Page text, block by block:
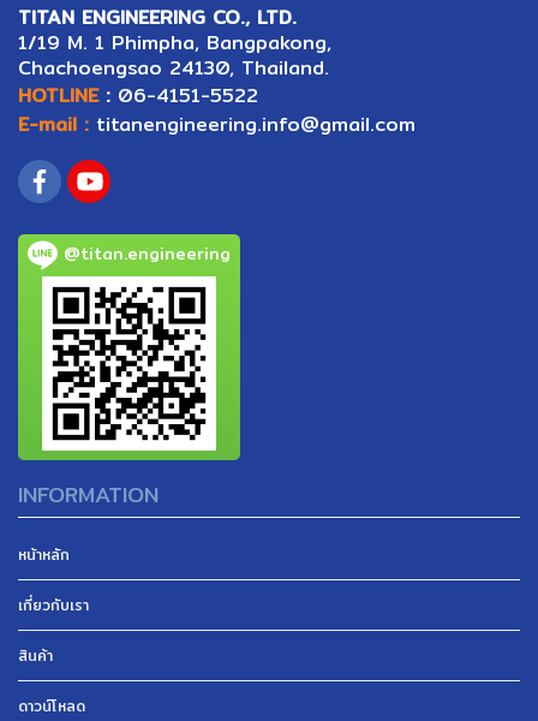
TITAN ENGINEERING CO., LTD.
1/19 M. 1 Phimpha, Bangpakong,
Chachoengsao 24130, Thailand.
HOTLINE: 06-4151-5522
E-mail : titanengineering.info@gmail.com
@titan.engineering
INFORMATION
หน้าหลัก
เกี่ยวกับเรา
สินค้า
ดาวน์โหลด